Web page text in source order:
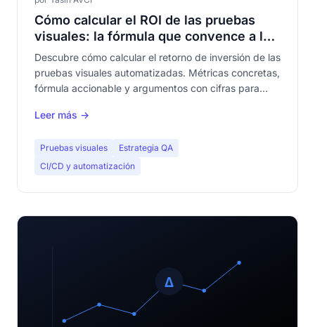
Cómo calcular el ROI de las pruebas
visuales: la fórmula que convence a los
directivos
Descubre cómo calcular el retorno de inversión de las
pruebas visuales automatizadas. Métricas concretas,
fórmula accionable y argumentos con cifras para
Leer más →
Pruebas visuales
Estrategia QA
CI/CD y automatización